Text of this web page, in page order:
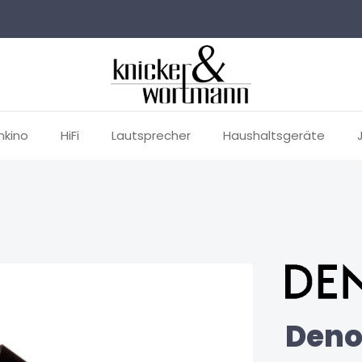
HiFi Lautsprecher Haushaltsgeräte